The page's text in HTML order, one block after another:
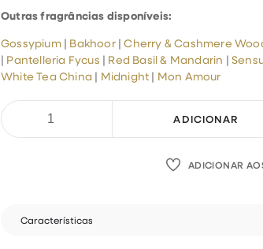
Outras fragrâncias disponíveis:
Gossypium| Bakhoor|Cherry & Cashmere
| Pantelleria Fycus | Red Basil & Mandarin |
White Tea China | Midnight | Mon Amour
ADICIONAR
ADICIONAR
Características